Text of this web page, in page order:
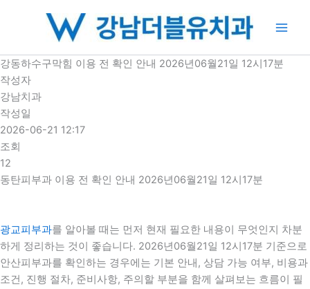
로
건
너
뛰
기
강동하수구막힘 이용 전 확인 안내 2026년06월21일 12시17분
작성자
강남치과
작성일
2026-06-21 12:17
조회
12
동탄피부과 이용 전 확인 안내 2026년06월21일 12시17분
광교피부과를 알아볼 때는 먼저 현재 필요한 내용이 무엇인지 차분
하게 정리하는 것이 좋습니다. 2026년06월21일 12시17분 기준으로
안산피부과를 확인하는 경우에는 기본 안내, 상담 가능 여부, 비용과
조건, 진행 절차, 준비사항, 주의할 부분을 함께 살펴보는 흐름이 필